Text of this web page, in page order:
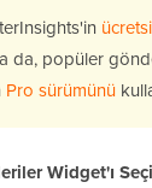
da, popüler
Pro sürümünü
Widget'ı